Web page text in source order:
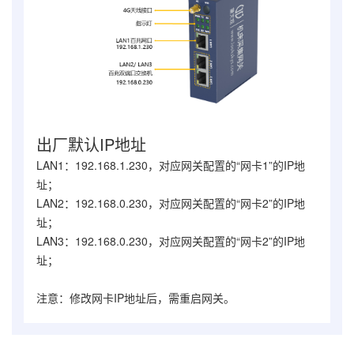
出厂默认IP地址
LAN1：192.168.1.230，对应网关配置的“网卡1”的IP地
址；
LAN2：192.168.0.230，对应网关配置的“网卡2”的IP地
址；
LAN3：192.168.0.230，对应网关配置的“网卡2”的IP地
址；
注意：修改网卡IP地址后，需重启网关。